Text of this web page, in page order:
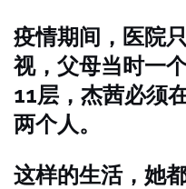
疫情期间，医院
视，父母当时一
11层，杰茜必须
两个人。
这样的生活，她